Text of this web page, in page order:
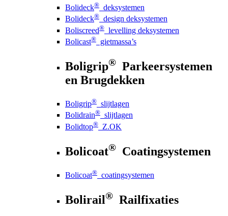
Bolideck® deksystemen
Bolideck® design deksystemen
Boliscreed® levelling deksystemen
Bolicast® gietmassa’s
Boligrip® Parkeersystemen
en Brugdekken
Boligrip® slijtlagen
Bolidrain® slijtlagen
Bolidtop® Z.OK
Bolicoat® Coatingsystemen
Bolicoat® coatingsystemen
Bolirail® Railfixaties